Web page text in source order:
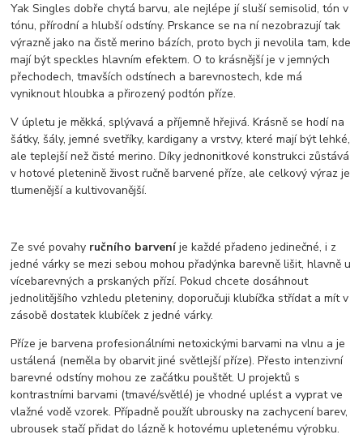
Yak Singles dobře chytá barvu, ale nejlépe jí sluší semisolid, tón v
tónu, přírodní a hlubší odstíny. Prskance se na ní nezobrazují tak
výrazně jako na čistě merino bázích, proto bych ji nevolila tam, kde
mají být speckles hlavním efektem. O to krásnější je v jemných
přechodech, tmavších odstínech a barevnostech, kde má
vyniknout hloubka a přirozený podtón příze.
V úpletu je měkká, splývavá a příjemně hřejivá. Krásně se hodí na
šátky, šály, jemné svetříky, kardigany a vrstvy, které mají být lehké,
ale teplejší než čisté merino. Díky jednonitkové konstrukci zůstává
v hotové pletenině živost ručně barvené příze, ale celkový výraz je
tlumenější a kultivovanější.
Ze své povahy ručního barveníje každé přadeno jedinečné, i z
jedné várky se mezi sebou mohou přadýnka barevně lišit, hlavně u
vícebarevných a prskaných přízí. Pokud chcete dosáhnout
jednolitějšího vzhledu pleteniny, doporučuji klubíčka střídat a mít v
zásobě dostatek klubíček z jedné várky.
Příze je barvena profesionálními netoxickými barvami na vlnu a je
ustálená (neměla by obarvit jiné světlejší příze). Přesto intenzivní
barevné odstíny mohou ze začátku pouštět. U projektů s
kontrastními barvami (tmavé/světlé) je vhodné uplést a vyprat ve
vlažné vodě vzorek. Případně použít ubrousky na zachycení barev,
ubrousek stačí přidat do lázně k hotovému upletenému výrobku.